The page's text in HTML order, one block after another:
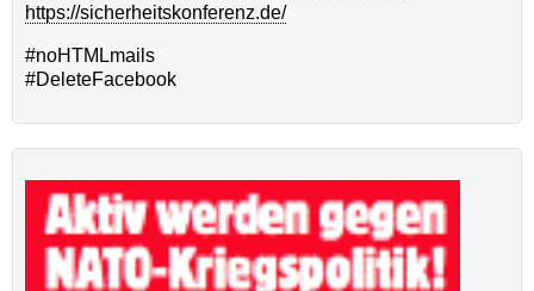
https://sicherheitskonferenz.de/
#noHTMLmails
#DeleteFacebook